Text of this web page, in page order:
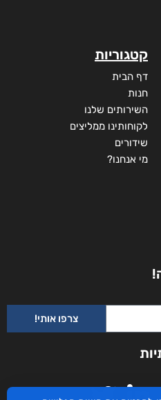
קטגוריות
דף הבית
חנות
השירותים שלנו
לקוחותינו ממליצים
שידורים
מי אנחנו?
צרפו אותי!